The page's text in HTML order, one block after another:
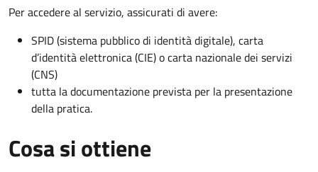
Per accedere al servizio, assicurati di avere:
SPID (sistema pubblico di identità digitale), carta
d’identità elettronica (CIE) o carta nazionale dei servizi
(CNS)
tutta la documentazione prevista per la presentazione
della pratica.
Cosa si ottiene